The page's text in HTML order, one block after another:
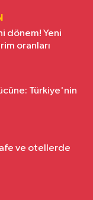
dönem! Yeni
oranları
Türkiye'nin
ve otellerde